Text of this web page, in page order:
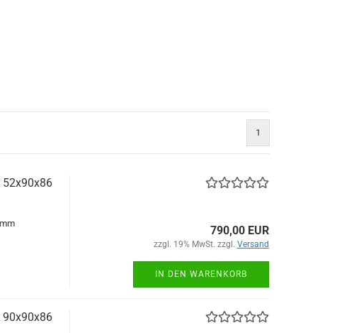
1
52x90x86
790,00 EUR
zzgl. 19% MwSt. zzgl. Versand
IN DEN WARENKORB
90x90x86